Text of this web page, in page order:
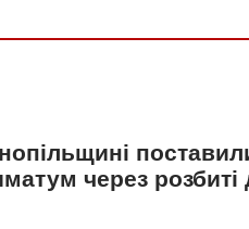
через розбиті